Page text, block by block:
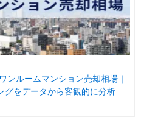
ンルームマンション売却相場｜
グをデータから客観的に分析